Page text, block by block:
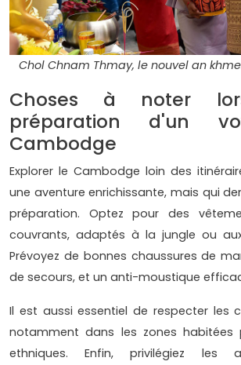
Chol Chnam Thmay, le nouvel an
Choses à noter
préparation d'un
Cambodge
Explorer le Cambodge loin des
une aventure enrichissante, mais qui
préparation. Optez pour des
couvrants, adaptés à la jungle ou
Prévoyez de bonnes chaussures de
de secours, et un anti-moustique
Il est aussi essentiel de respecter les
notamment dans les zones habitées
ethniques. Enfin, privilégiez les